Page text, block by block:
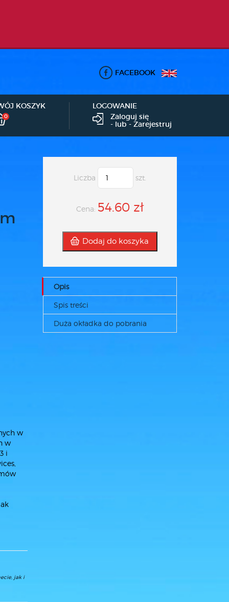
FACEBOOK
KOSZYK
0
LOGOWANIE
Zaloguj się
- lub - Zarejestruj
w
w
i
jak i
Liczba szt.
Cena: 54.60 zł
Dodaj do koszyka
Opis
Spis treści
Duża okładka do pobrania